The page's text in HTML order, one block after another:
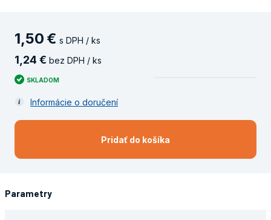
1,50 € s DPH / ks
1 24 € bez DPH / ks
SKLADOM
Informácie o doručení
Pridať do košíka
Parametry